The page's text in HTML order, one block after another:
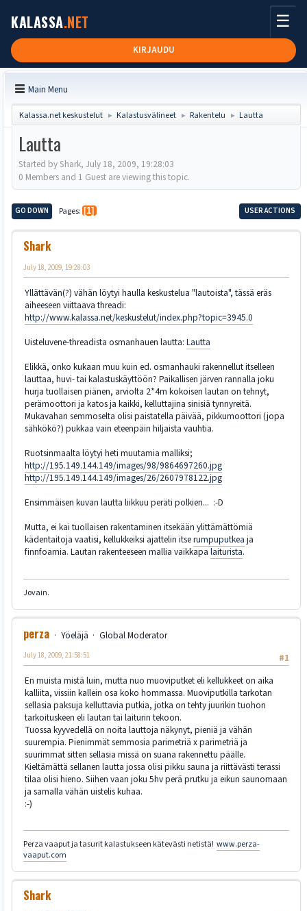
KALASSA.NET
KIRJAUDU
☰
Main Menu
Kalassa.net keskustelut ► Kalastusvälineet ► Rakentelu ► Lautta
Lautta
Started by Shark, July 18, 2009, 19:28:03
0 Members and 1 Guest are viewing this topic.
GO DOWN Pages 1 USER ACTIONS
Shark
July 18, 2009, 19:28:03
Yllättävän(?) vähän löytyi haulla keskustelua "lautoista", tässä eräs
aiheeseen viittaava threadi:
http://www.kalassa.net/keskustelut/index.php?topic=3945.0
Uisteluvene-threadista osmanhauen lautta: Lautta
Elikkä, onko kukaan muu kuin ed. osmanhauki rakennellut itselleen
lauttaa, huvi- tai kalastuskäyttöön? Paikallisen järven rannalla joku
hurja tuollaisen piänen, arviolta 2*4m kokoisen lautan on tehnyt,
perämoottori ja katos ja kaikki, kelluttajina sinisiä tynnyreitä.
Mukavahan semmoselta olisi paistatella päivää, pikkumoottori (jopa
sähkökö?) pukkaa vain eteenpäin hiljaista vauhtia.
Ruotsinmaalta löytyi heti muutamia malliksi;
http://195.149.144.149/images/98/9864697260.jpg
http://195.149.144.149/images/26/2607978122.jpg
Ensimmäisen kuvan lautta liikkuu peräti polkien... :-D
Mutta, ei kai tuollaisen rakentaminen itsekään ylittämättömiä
kädentaitoja vaatisi, kellukkeiksi ajattelin itserumpuputkea ja
finnfoamia. Lautan rakenteeseen mallia vaikkapa laiturista.
Jovain.
perza Yöeläjä
Global Moderator
#1
July 18, 2009, 21:58:51
En muista mistä luin, mutta nuo muoviputket eli kellukkeet on aika
kalliita, vissiin kallein osa koko hommassa. Muoviputkilla tarkotan
sellasia paksuja kelluttavia putkia, jotka on tehty juurikin tuohon
tarkoituskeen eli lautan tai laiturin tekoon.
Tuossa kyyvedellä on noita lauttoja näkynyt, pieniä ja vähän
suurempia. Pienimmät semmosia parimetriä x parimetriä ja
suurimmat sitten sellasia missä on suana rakennettu päälle.
Kieltämättä sellanen lautta jossa olisi pikku sauna ja riittävästi terassi
tilaa olisi hieno. Siihen vaan joku 5hv perä prutku ja eikun saunomaan
ja samalla vähän uistelis kuhaa.
:-)
Perza vaaput ja tasurit kalastukseen kätevästi netistä! www.perza-
vaaput.com
Shark